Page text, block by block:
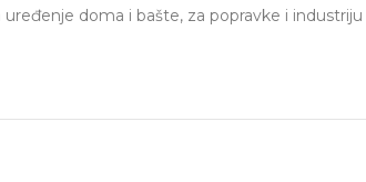
doma i bašte, za popravke i industriju